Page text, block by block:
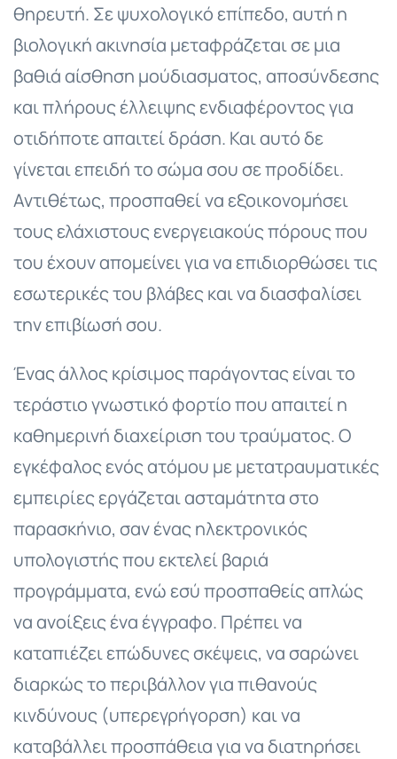
θηρευτή. Σε ψυχολογικό επίπεδο, αυτή η
βιολογική ακινησία μεταφράζεται σε μια
βαθιά αίσθηση μούδιασματος, αποσύνδεσης
και πλήρους έλλειψης ενδιαφέροντος για
οτιδήποτε απαιτεί δράση. Και αυτό δε
γίνεται επειδή το σώμα σου σε προδίδει.
Αντιθέτως, προσπαθεί να εξοικονομήσει
τους ελάχιστους ενεργειακούς πόρους που
του έχουν απομείνει για να επιδιορθώσει τις
εσωτερικές του βλάβες και να διασφαλίσει
την επιβίωσή σου.
Ένας άλλος κρίσιμος παράγοντας είναι το
τεράστιο γνωστικό φορτίο που απαιτεί η
καθημερινή διαχείριση του τραύματος. Ο
εγκέφαλος ενός ατόμου με μετατραυματικές
εμπειρίες εργάζεται ασταμάτητα στο
παρασκήνιο, σαν ένας ηλεκτρονικός
υπολογιστής που εκτελεί βαριά
προγράμματα, ενώ εσύ προσπαθείς απλώς
να ανοίξεις ένα έγγραφο. Πρέπει να
καταπιέζει επώδυνες σκέψεις, να σαρώνει
διαρκώς το περιβάλλον για πιθανούς
κινδύνους (υπερεγρήγορση) και να
καταβάλλει προσπάθεια για να διατηρήσει